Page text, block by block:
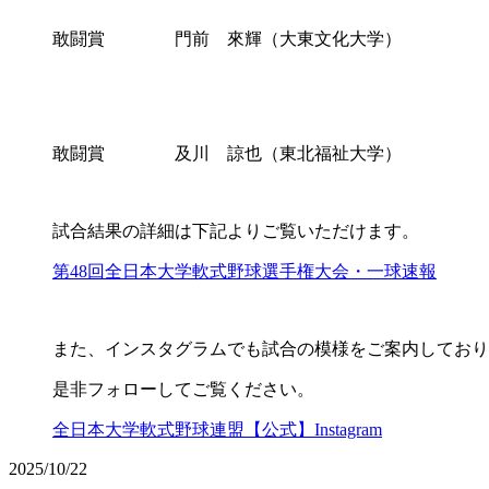
敢闘賞 門前 來輝（大東文化大学）
敢闘賞 及川 諒也（東北福祉大学）
試合結果の詳細は下記よりご覧いただけます。
第48回全日本大学軟式野球選手権大会・一球速報
また、インスタグラムでも試合の模様をご案内してお
是非フォローしてご覧ください。
全日本大学軟式野球連盟【公式】Instagram
2025/10/22